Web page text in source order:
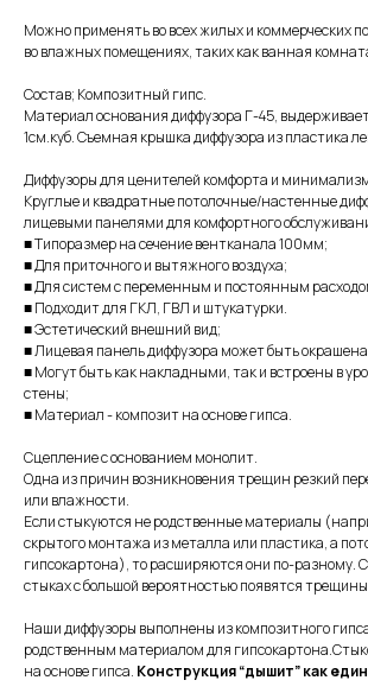
Можно применять во всех жилых и коммерческих
во влажных помещениях, таких как ванная
Состав; Композитный гипс.
Материал основания диффузора Г-45,
1см.куб. Съемная крышка диффузора из пластика
Диффузоры для ценителей комфорта и
Круглые и квадратные потолочные/настенные
лицевыми панелями для комфортного
■ Типоразмер на сечение вентканала 100мм;
■ Для приточного и вытяжного воздуха;
■ Для систем с переменным и постоянным
■ Подходит для ГКЛ, ГВЛ и штукатурки.
■ Эстетический внешний вид;
■ Лицевая панель диффузора может быть
■ Могут быть как накладными, так и встроены в
стены;
■ Материал - композит на основе гипса.
Сцепление с основанием монолит.
Одна из причин возникновения трещин резкий
или влажности.
Если стыкуются не родственные материалы
скрытого монтажа из металла или пластика, а
гипсокартона), то расширяются они по-разному.
стыках с большой вероятностью появятся
Наши диффузоры выполнены из композитного
родственным материалом для
на основе гипса. Конструкция “дышит” как